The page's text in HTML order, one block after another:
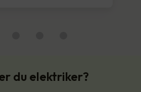
du elektriker?